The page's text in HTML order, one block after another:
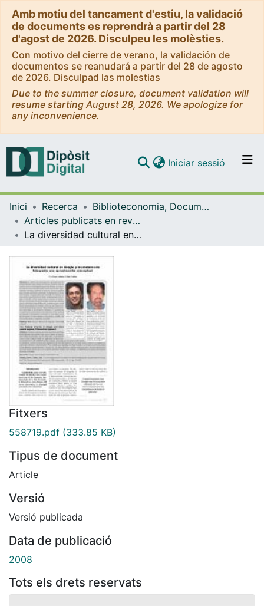
Amb motiu del tancament d'estiu, la validació
de documents es reprendrà a partir del 28
d'agost de 2026. Disculpeu les molèsties.
Con motivo del cierre de verano, la validación de
documentos se reanudará a partir del 28 de agosto
de 2026. Disculpad las molestias
Due to the summer closure, document validation will
resume starting August 28, 2026. We apologize for
any inconvenience.
Navega per tot el DD
Iniciar sessió (current)
Inici Recerca
Biblioteconomia, Documentació i Comunicació Audiovisual
Articles publicats en revistes (Biblioteconomia, Documentació i Comunicació Audiovisual)
La diversidad cultural en Google y los motores de búsqueda: una aproximación conceptual
Fitxers
558719.pdf (333.85 KB)
Tipus de document
Article
Versió
Versió publicada
Data de publicació
2008
Tots els drets reservats